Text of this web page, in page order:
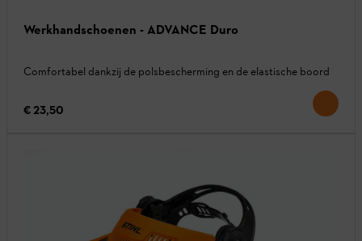
Werkhandschoenen - ADVANCE Duro
Comfortabel dankzij de polsbescherming en de elastische boord
€ 23,50